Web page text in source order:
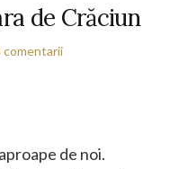
de Crăciun
comentarii
de noi.